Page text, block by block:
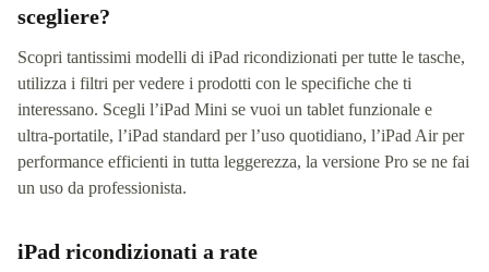
scegliere?
Scopri tantissimi modelli di iPad ricondizionati per tutte le tasche,
utilizza i filtri per vedere i prodotti con le specifiche che ti
interessano. Scegli l’iPad Mini se vuoi un tablet funzionale e
ultra-portatile, l’iPad standard per l’uso quotidiano, l’iPad Air per
performance efficienti in tutta leggerezza, la versione Pro se ne fai
un uso da professionista.
iPad ricondizionati a rate